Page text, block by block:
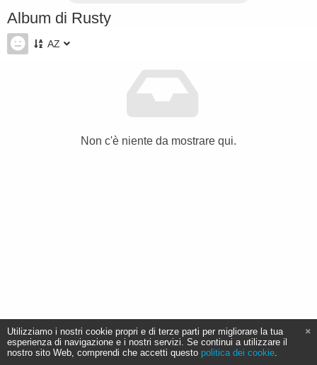
Album di Rusty
AZ
Non c'è niente da mostrare qui.
Utilizziamo i nostri cookie propri e di terze parti per migliorare la tua
esperienza di navigazione e i nostri servizi. Se continui a utilizzare il
nostro sito Web, comprendi che accetti questo politica dei cookie.